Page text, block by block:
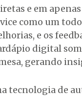
e em
como um
e os
digital
gerando
tecnologia de